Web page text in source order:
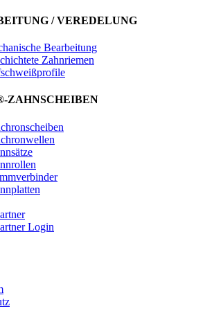
/ VEREDELUNG
Bearbeitung
Zahnriemen
ZAHNSCHEIBEN
Login